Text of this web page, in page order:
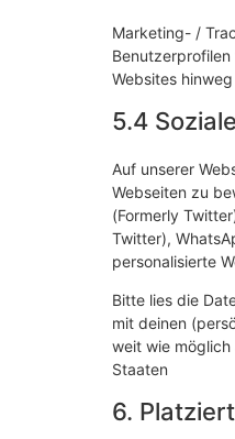
Marketing- /
Websites
5.4
Auf unserer
Webseiten zu
(Formerly
Twitter),
personalisierte
Bitte lies die
mit deinen
weit wie möglich
Staaten
6.